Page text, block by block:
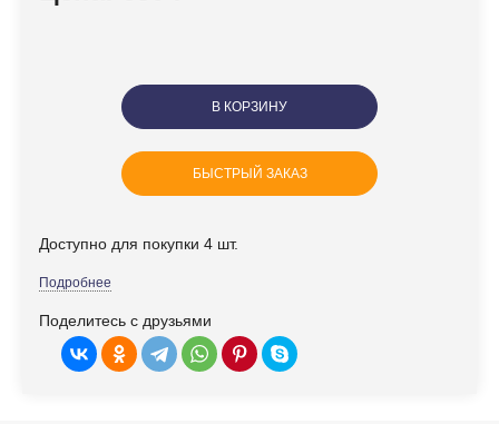
В КОРЗИНУ
БЫСТРЫЙ ЗАКАЗ
Доступно для покупки 4 шт.
Подробнее
Поделитесь с друзьями